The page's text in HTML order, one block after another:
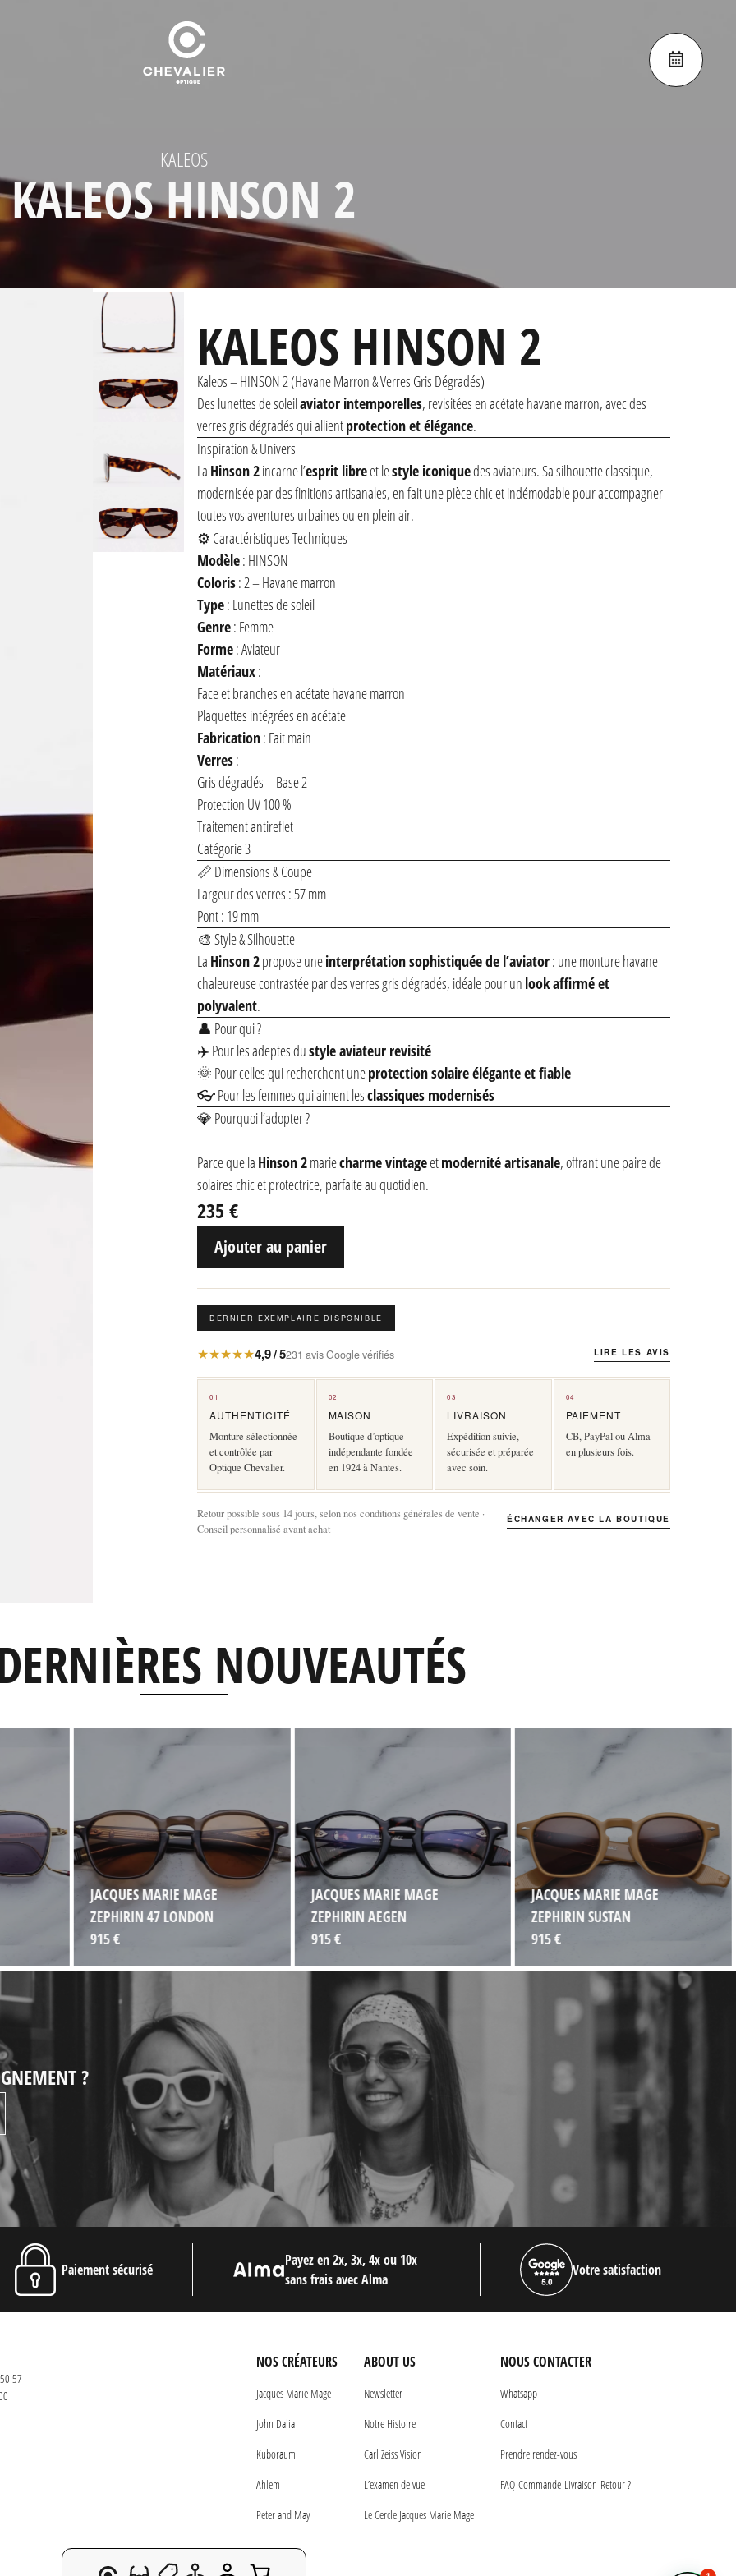
KALEOS
KALEOS HINSON 2
KALEOS HINSON 2
Kaleos – HINSON 2 (Havane Marron & Verres Gris Dégradés)
Des lunettes de soleilaviator intemporelles, revisitées en acétate havane marron, avec des
verres gris dégradés qui allientprotection et élégance.
Inspiration & Univers
La Hinson 2incarne l’esprit libreet lestyle iconiquedes aviateurs. Sa silhouette classique,
modernisée par des finitions artisanales, en fait une pièce chic et indémodable pour accompagner
toutes vos aventures urbaines ou en plein air.
⚙️ Caractéristiques Techniques
Modèle: HINSON
Coloris: 2 – Havane marron
Type: Lunettes de soleil
Genre: Femme
Forme: Aviateur
Matériaux:
Face et branches en acétate havane marron
Plaquettes intégrées en acétate
Fabrication: Fait main
Verres:
Gris dégradés – Base 2
Protection UV 100 %
Traitement antireflet
Catégorie 3
📏 Dimensions & Coupe
Largeur des verres : 57 mm
Pont : 19 mm
🎨 Style & Silhouette
La Hinson 2propose uneinterprétation sophistiquée de l’aviator: une monture havane
chaleureuse contrastée par des verres gris dégradés, idéale pour un look affirmé et
polyvalent.
👤 Pour qui ?
✈️ Pour les adeptes dustyle aviateur revisité
🌞 Pour celles qui recherchent uneprotection solaire élégante et fiable
👓 Pour les femmes qui aiment lesclassiques modernisés
💎 Pourquoi l’adopter ?
Parce que la Hinson 2mariecharme vintageetmodernité artisanale, offrant une paire de
solaires chic et protectrice, parfaite au quotidien.
235 €
Ajouter au panier
DERNIER EXEMPLAIRE DISPONIBLE
★★★★★4,9 / 5231 avis Google vérifiés LIRE LES AVIS
01
AUTHENTICITÉ
Monture sélectionnée
et contrôlée par
Optique Chevalier.
02
MAISON
Boutique d’optique
indépendante fondée
en 1924 à Nantes.
03
LIVRAISON
Expédition suivie,
sécurisée et préparée
avec soin.
04
PAIEMENT
CB, PayPal ou Alma
en plusieurs fois.
Retour possible sous 14 jours, selon nos conditions générales de vente ·
Conseil personnalisé avant achat
ÉCHANGER AVEC LA BOUTIQUE
NOUVEAUTÉS
JACQUES MARIE MAGE
ZEPHIRIN 47 LONDON
915 €
JACQUES MARIE MAGE
ZEPHIRIN AEGEN
915 €
JACQUES MARIE MAGE
ZEPHIRIN SUSTAN
915 €
?
Paiement sécurisé
Payez en 2x, 3x, 4x ou 10x
sans frais avec Alma
Votre satisfaction
50 57 -
NOS CRÉATEURS
Jacques Marie Mage
John Dalia
Kuboraum
Ahlem
Peter and May
ABOUT US
Newsletter
Notre Histoire
Carl Zeiss Vision
L’examen de vue
Le Cercle Jacques Marie Mage
NOUS CONTACTER
Whatsapp
Contact
Prendre rendez-vous
FAQ-Commande-Livraison-Retour ?